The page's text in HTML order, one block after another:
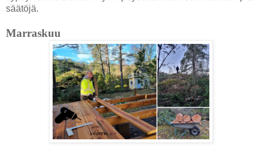
säätöjä.
Marraskuu